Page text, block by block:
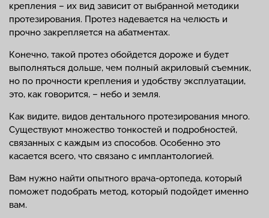
крепления – их вид зависит от выбранной методики
протезирования. Протез надевается на челюсть и
прочно закрепляется на абатментах.
Конечно, такой протез обойдется дороже и будет
выполняться дольше, чем полный акриловый съемник,
но по прочности крепления и удобству эксплуатации,
это, как говорится, – небо и земля.
Как видите, видов дентального протезирования много.
Существуют множество тонкостей и подробностей,
связанных с каждым из способов. Особенно это
касается всего, что связано с имплантологией.
Вам нужно найти опытного врача-ортопеда, который
поможет подобрать метод, который подойдет именно
вам.